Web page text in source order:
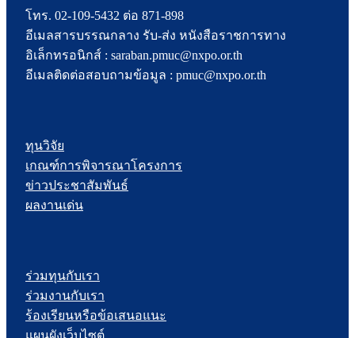
โทร. 02-109-5432 ต่อ 871-898
อีเมลสารบรรณกลาง รับ-ส่ง หนังสือราชการทาง
อิเล็กทรอนิกส์ : saraban.pmuc@nxpo.or.th
อีเมลติดต่อสอบถามข้อมูล : pmuc@nxpo.or.th
ทุนวิจัย
เกณฑ์การพิจารณาโครงการ
ข่าวประชาสัมพันธ์
ผลงานเด่น
ร่วมทุนกับเรา
ร่วมงานกับเรา
ร้องเรียนหรือข้อเสนอแนะ